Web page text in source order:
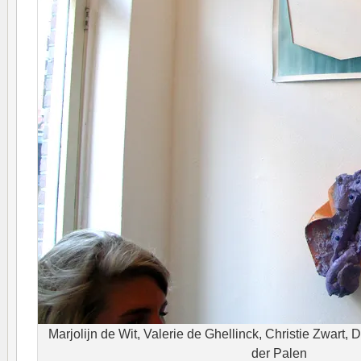
Marjolijn de Wit, Valerie de Ghellinck, Christie Zwart,
der Palen